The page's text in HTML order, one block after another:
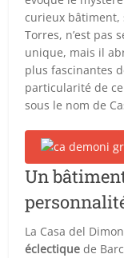
curieux bâtiment,
Torres, n’est pas
unique, mais il
plus fascinantes
particularité de
sous le nom de
Un
La Casa del
éclectique de